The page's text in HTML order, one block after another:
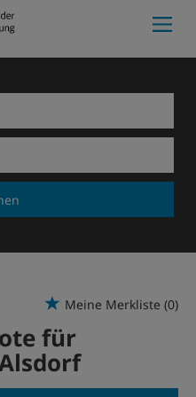
Meine Merkliste (0)
für